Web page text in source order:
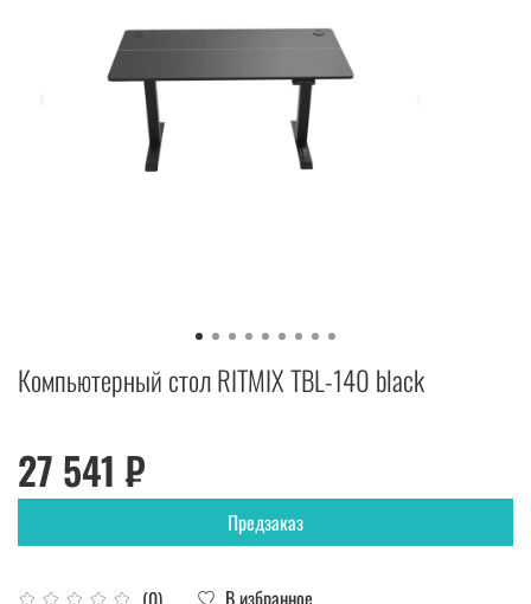
Компьютерный стол RITMIX TBL-140 black
В избранное
27 541 ₽
Предзаказ